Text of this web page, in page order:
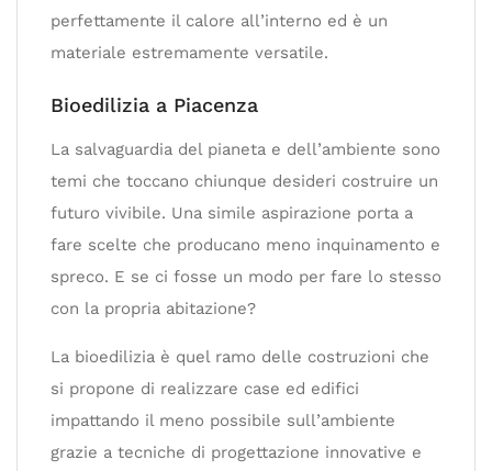
perfettamente il calore all’interno ed è un
materiale estremamente versatile.
Bioedilizia a Piacenza
La salvaguardia del pianeta e dell’ambiente sono
temi che toccano chiunque desideri costruire un
futuro vivibile. Una simile aspirazione porta a
fare scelte che producano meno inquinamento e
spreco. E se ci fosse un modo per fare lo stesso
con la propria abitazione?
La bioedilizia è quel ramo delle costruzioni che
si propone di realizzare case ed edifici
impattando il meno possibile sull’ambiente
grazie a tecniche di progettazione innovative e